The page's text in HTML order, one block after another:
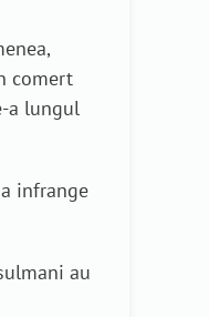
comert
a lungul
infrange
au